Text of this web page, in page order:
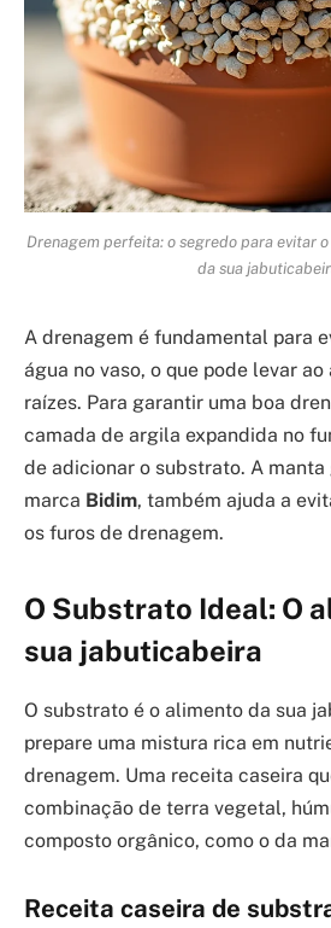
Drenagem perfeita: o segredo para evitar
da sua
A drenagem é fundamental para
água no vaso, o que pode levar
raízes. Para garantir uma boa
camada de argila expandida no
de adicionar o substrato. A
marca Bidim, também ajuda a
os furos de drenagem.
O Substrato Ideal: O
sua jabuticabeira
O substrato é o alimento da sua
prepare uma mistura rica em
drenagem. Uma receita caseira
combinação de terra vegetal,
composto orgânico, como o da
Receita caseira de